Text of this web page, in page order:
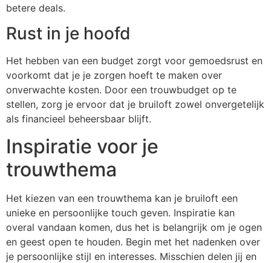
betere deals.
Rust in je hoofd
Het hebben van een budget zorgt voor gemoedsrust en
voorkomt dat je je zorgen hoeft te maken over
onverwachte kosten. Door een trouwbudget op te
stellen, zorg je ervoor dat je bruiloft zowel onvergetelijk
als financieel beheersbaar blijft.
Inspiratie voor je
trouwthema
Het kiezen van een trouwthema kan je bruiloft een
unieke en persoonlijke touch geven. Inspiratie kan
overal vandaan komen, dus het is belangrijk om je ogen
en geest open te houden. Begin met het nadenken over
je persoonlijke stijl en interesses. Misschien delen jij en